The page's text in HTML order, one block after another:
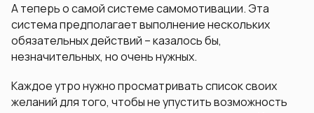
А теперь о самой системе самомотивации. Эта
система предполагает выполнение нескольких
обязательных действий – казалось бы,
незначительных, но очень нужных.
Каждое утро нужно просматривать список своих
желаний для того, чтобы не упустить возможность